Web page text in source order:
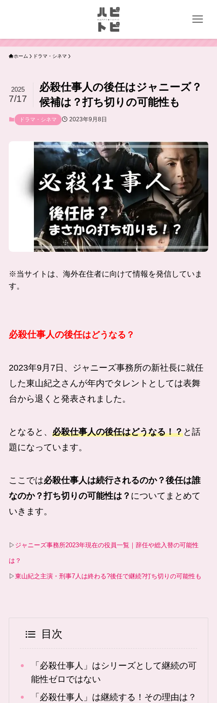
ホーム ドラマ・シネマ
必殺仕事人の後任はジャニーズ？
候補は？打ち切りの可能性も
2025
7/17
ドラマ・シネマ 2023年9月8日
※当サイトは、海外在住者に向けて情報を発信していま
す。
必殺仕事人の後任はどうなる？
2023年9月7日、ジャニーズ事務所の新社長に就任
した東山紀之さんが年内でタレントとしては表舞
台から退くと発表されました。
となると、 必殺仕事人の後任はどうなる！？と話
題になっています。
ここでは必殺仕事人は続行されるのか？後任は誰
なのか？打ち切りの可能性は？ についてまとめて
いきます。
▷ ジャニーズ事務所2023年現在の役員一覧｜辞任や総入替の可能性
は？
▷東山紀之主演・刑事7人は終わる?後任で継続?打ち切りの可能性も
目次
「必殺仕事人」はシリーズとして継続の可
能性ゼロではない
「必殺仕事人」は継続する！その理由は？